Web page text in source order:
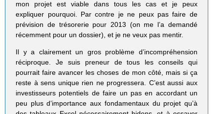
mon projet est viable dans tous les cas et je peux
expliquer pourquoi. Par contre je ne peux pas faire de
prévision de trésorerie pour 2013 (on me l’a demandé
récemment pour un dossier), et je ne veux pas mentir.
Il y a clairement un gros problème d’incompréhension
réciproque. Je suis preneur de tous les conseils qui
pourrait faire avancer les choses de mon côté, mais si ça
reste à sens unique rien ne progressera. C’est aussi aux
investisseurs potentiels de faire un pas en accordant un
peu plus d’importance aux fondamentaux du projet qu’à